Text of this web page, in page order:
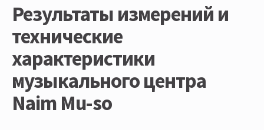
Результаты измерений и
технические
характеристики
музыкального центра
Naim Mu-so